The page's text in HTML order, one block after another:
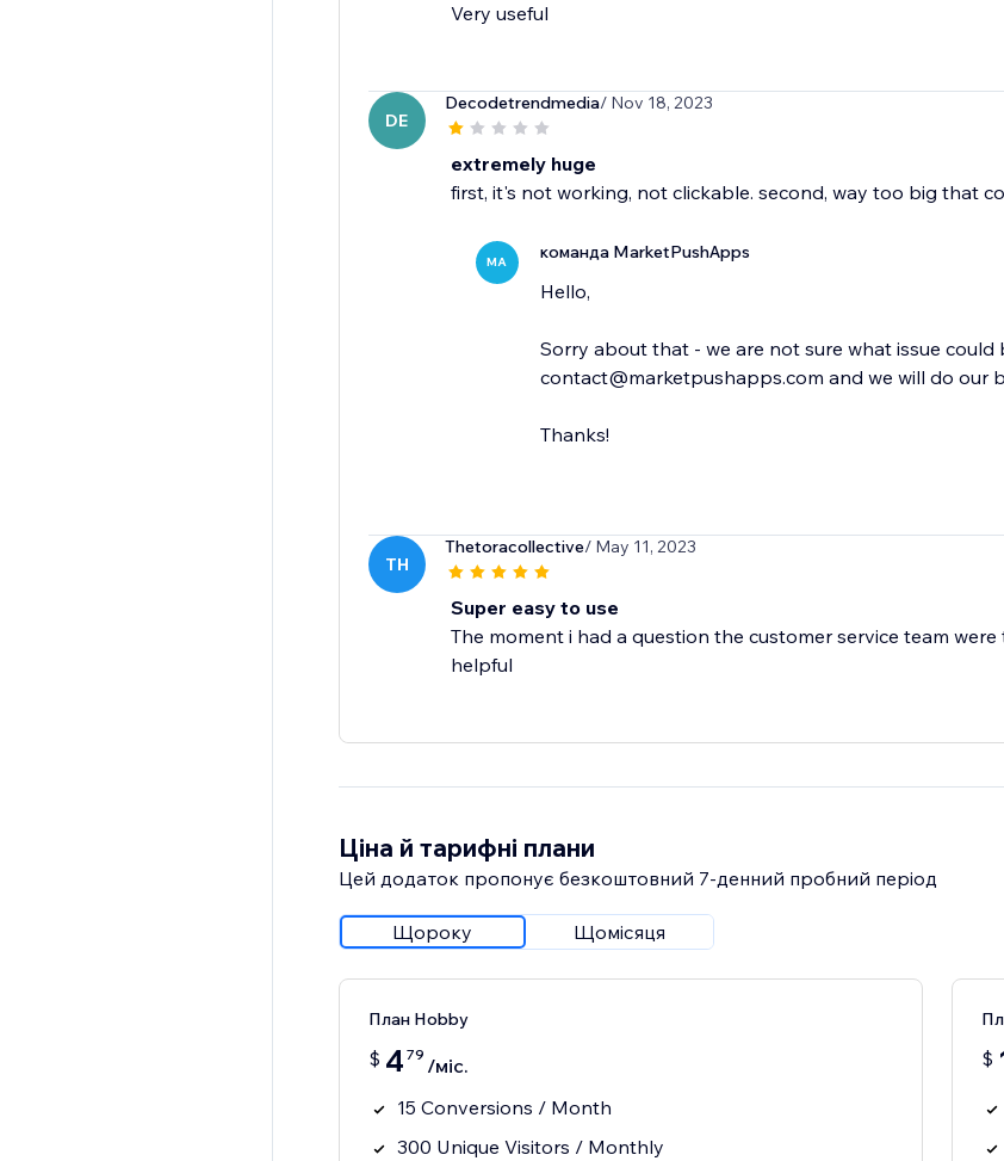
Very useful
DE
Decodetrendmedia/ Nov 18, 2023
extremely huge
first, it's not working, not clickable. second, way too big that
MA команда MarketPushApps
Hello,
Sorry about that - we are not sure what issue could
contact@marketpushapps.com and we will do our
Thanks!
TH
Thetoracollective/ May 11, 2023
Super easy to use
The moment i had a question the customer service team
helpful
Ціна й тарифні плани
Цей додаток пропонує безкоштовний 7‑денний пробний період
Щороку Щомісяця
План Hobby
$ 4 79 /міс.
15 Conversions / Month
300 Unique Visitors / Monthly
$